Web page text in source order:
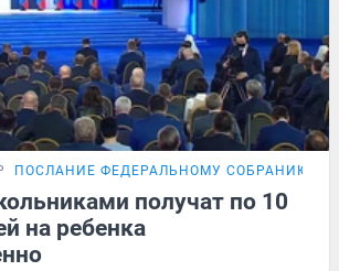
ПОСЛАНИЕ ФЕДЕРАЛЬНОМУ СОБРАНИЮ
получат по 10
на ребенка